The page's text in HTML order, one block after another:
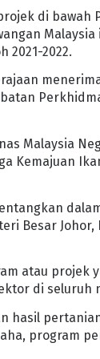
di bawah
Malaysia
2021-2022.
Malaysia
Kemajuan
Besar Johor,
atau
di seluruh
hasil
program